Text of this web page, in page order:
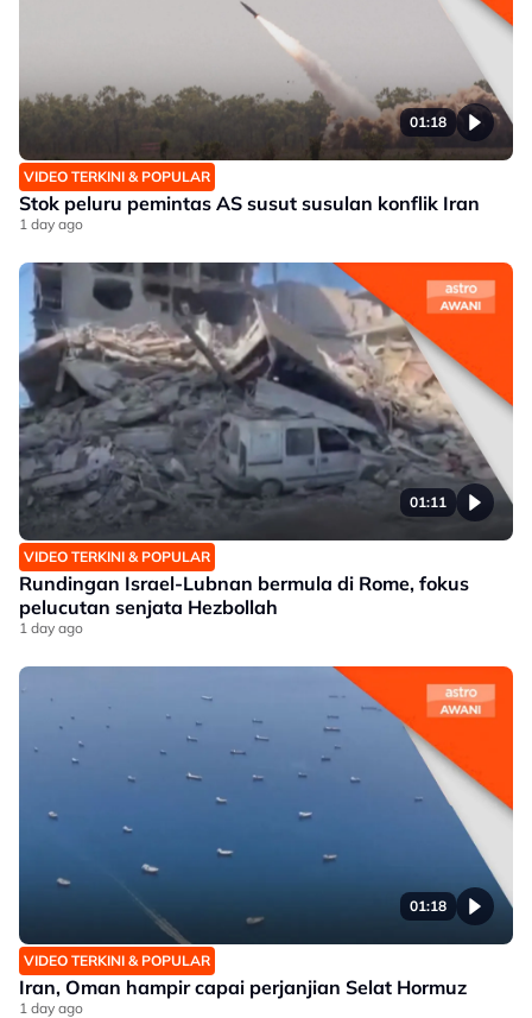
01:18
VIDEO TERKINI & POPULAR
Stok peluru pemintas AS susut susulan konflik Iran
1 day ago
01:11
VIDEO TERKINI & POPULAR
Rundingan Israel-Lubnan bermula di Rome, fokus
pelucutan senjata Hezbollah
1 day ago
01:18
VIDEO TERKINI & POPULAR
Iran, Oman hampir capai perjanjian Selat Hormuz
1 day ago